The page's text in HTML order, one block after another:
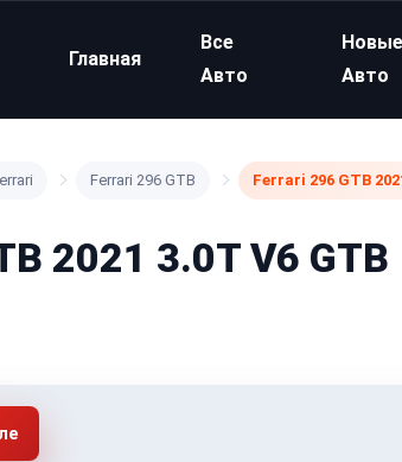
Главная
Все
Авто
Новые
Авто
Ferrari 296 GTB Ferrari 296 GTB
2021 3.0T V6 GTB